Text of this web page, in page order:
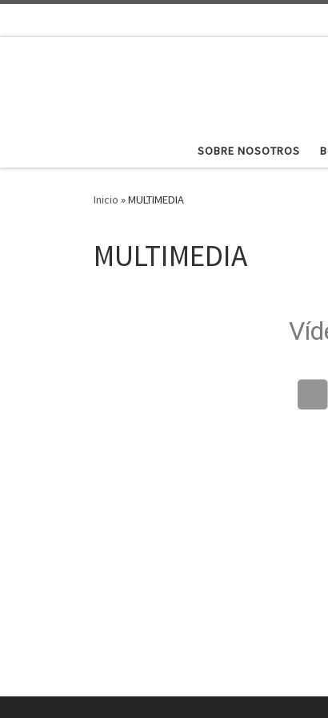
SOBRE NOSOTROS
Inicio »MULTIMEDIA
MULTIMEDIA